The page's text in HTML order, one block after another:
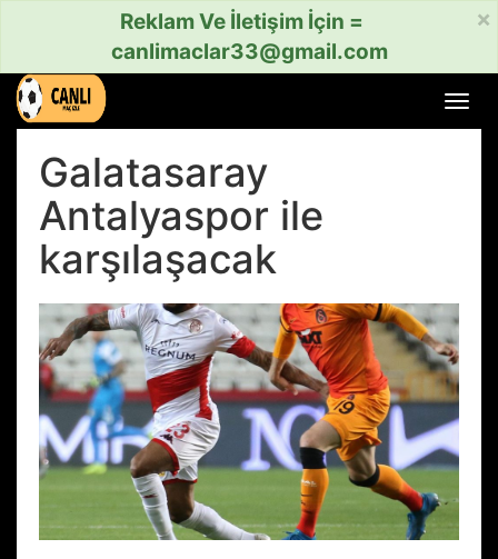
×
Reklam Ve İletişim İçin =
canlimaclar33@gmail.com
aç
Galatasaray
Antalyaspor ile
karşılaşacak